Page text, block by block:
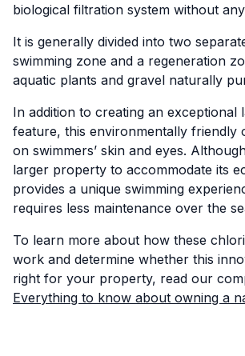
biological filtration system without
It is generally divided into two
swimming zone and a regeneration
aquatic plants and gravel naturally
In addition to creating an exceptional
feature, this environmentally friendly
on swimmers’ skin and eyes.
larger property to accommodate its
provides a unique swimming
requires less maintenance over the
To learn more about how these
work and determine whether this
right for your property, read our
Everything to know about owning a